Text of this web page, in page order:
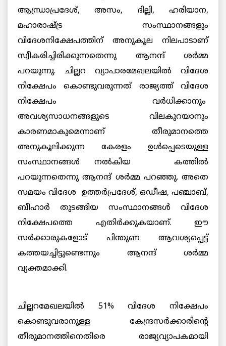
ആന്ധ്രാപ്രദേശ്, അസം, ദില്ലി, ഹരിയാന,
മഹാരാഷ്ട്ര സംസ്ഥാനങ്ങളും
വിദേശനിക്ഷേപത്തിന് അനുകൂല നിലപാടാണ്
സ്വീകരിച്ചിരിക്കുന്നതെന്നു ആനന്ദ് ശര്‍മ്മ
പറയുന്നു. ചില്ലറ വ്യാപാരമേഖലയില്‍ വിദേശ
നിക്ഷേപം കൊണ്ടുവരുന്നത് രാജ്യത്ത് വിദേശ
നിക്ഷേപം വര്‍ധിക്കാനും
അവശ്യസാധനങ്ങളുടെ വിലകുറയാനും
കാരണമാകുമെന്നാണ് തീരുമാനത്തെ
അനുകൂലിക്കുന്ന കേരളം ഉള്‍പ്പെടെയുള്ള
സംസ്ഥാനങ്ങള്‍ നല്‍കിയ കത്തില്‍
പറയുന്നതെന്നു ആനന്ദ് ശര്‍മ്മ പറഞ്ഞു. അതെ
സമയം വിദേശ ഉത്തര്‍പ്രദേശ്, ഒഡീഷ, പഞ്ചാബ്,
ബീഹാര്‍ തുടങ്ങിയ സംസ്ഥാനങ്ങള്‍ വിദേശ
നിക്ഷേപത്തെ എതിര്‍ക്കുകയാണ്. ഈ
സര്‍ക്കാരുകളോട് പിന്തുണ ആവശ്യപ്പെട്ട്
കത്തയച്ചിട്ടുണ്ടെന്നും ആനന്ദ് ശര്‍മ്മ
വ്യക്തമാക്കി.
ചില്ലറമേഖലയില്‍ 51% വിദേശ നിക്ഷേപം
കൊണ്ടുവരാനുള്ള കേന്ദ്രസര്‍ക്കാരിന്റെ
തീരുമാനത്തിനെതിരെ രാജ്യവ്യാപകമായി